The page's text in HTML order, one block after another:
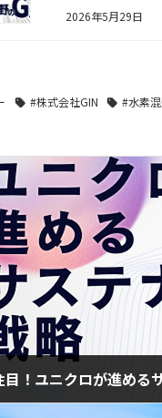
2026年5月29日
#株式会社GIN #水素
目！ユニクロが進める